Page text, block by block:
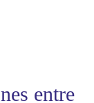
entre